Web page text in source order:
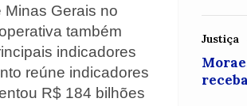
Gerais no
também
indicadores
reúne indicadores
R$ 184 bilhões
Justiça